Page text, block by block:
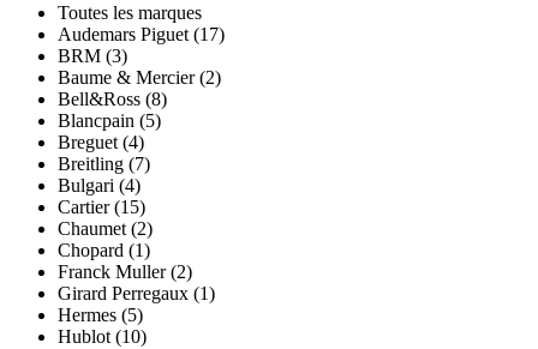
Toutes les marques
Audemars Piguet (17)
BRM (3)
Baume & Mercier (2)
Bell&Ross (8)
Blancpain (5)
Breguet (4)
Breitling (7)
Bulgari (4)
Cartier (15)
Chaumet (2)
Chopard (1)
Franck Muller (2)
Girard Perregaux (1)
Hermes (5)
Hublot (10)